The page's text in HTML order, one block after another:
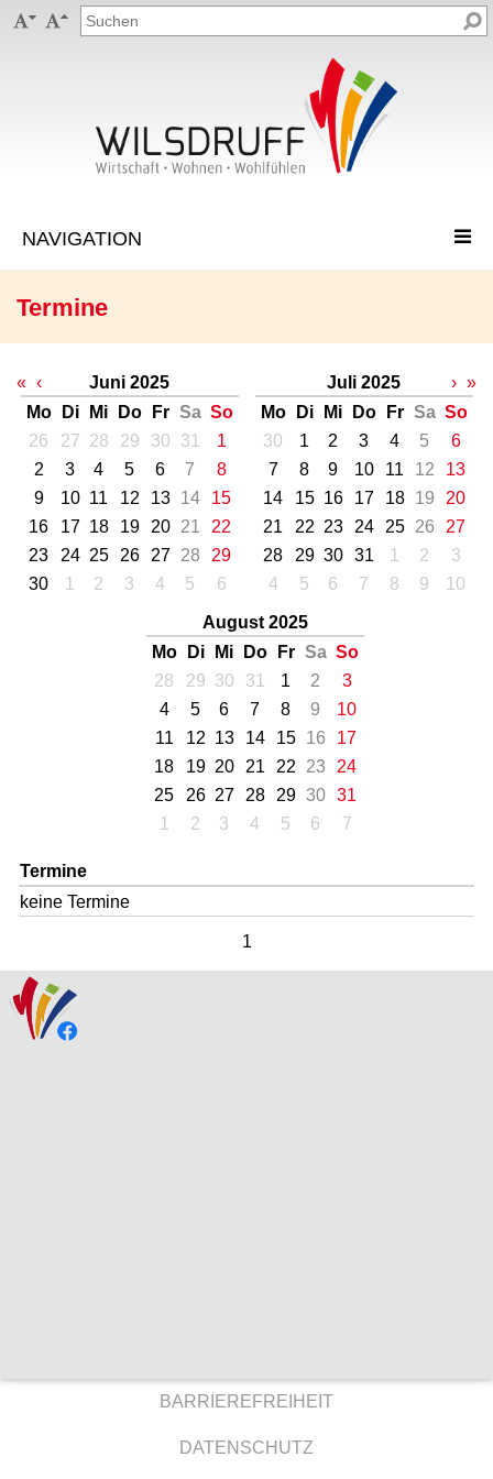
 
Termine
« ‹
Juni 2025
Mo
Di Mi Do Fr Sa So
26
27 28 29 30 31
1
2
3 4 5 6 7
8
9
10 11 12 13 14
15
16
17 18 19 20 21
22
23
24 25 26 27 28
29
30
1 2 3 4 5 6
Juli 2025
Mo
Di Mi Do Fr Sa So
30
1 2 3 4 5
6
7
8 9 10 11 12
13
14
15 16 17 18 19
20
21
22 23 24 25 26
27
28
29 30 31 1 2
3
4
5 6 7 8 9 10
August 2025
Mo
Di Mi Do Fr Sa So
28
29 30 31 1 2
3
4
5 6 7 8 9
10
11
12 13 14 15 16
17
18
19 20 21 22 23
24
25
26 27 28 29 30
31
1
2 3 4 5 6 7
› »
Termine
keine Termine
1
BARRIEREFREIHEIT
DATENSCHUTZ